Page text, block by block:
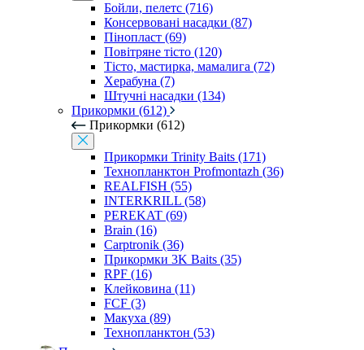
Бойли, пелетс (716)
Консервовані насадки (87)
Пінопласт (69)
Повітряне тісто (120)
Тісто, мастирка, мамалига (72)
Херабуна (7)
Штучні насадки (134)
Прикормки (612)
Прикормки (612)
Прикормки Trinity Baits (171)
Технопланктон Profmontazh (36)
REALFISH (55)
INTERKRILL (58)
PEREKAT (69)
Brain (16)
Carptronik (36)
Прикормки 3K Baits (35)
RPF (16)
Клейковина (11)
FCF (3)
Макуха (89)
Технопланктон (53)